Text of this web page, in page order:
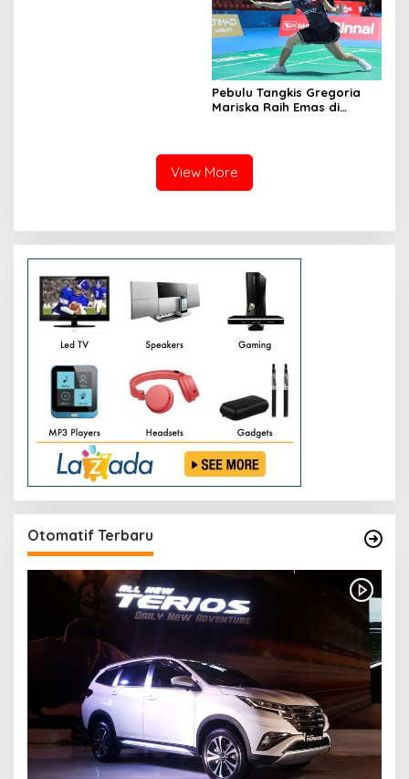
Pebulu Tangkis Gregoria
Mariska Raih Emas di
View More
Otomatif Terbaru